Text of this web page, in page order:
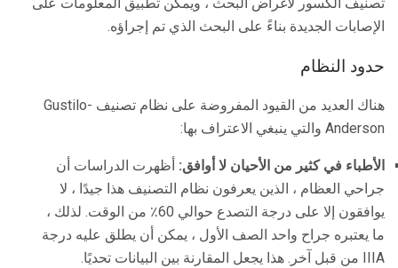
الإصابات الجديدة بناءً على البحث الذي تم إجراؤه.
حدود النظام
هناك العديد من القيود المفروضة على نظام تصنيف Gustilo-
Anderson والتي ينبغي الاعتراف بها:
الأطباء في كثير من الأحيان لا أوافق: أظهرت الدراسات أن
جراحي العظام ، الذين يعرفون نظام التصنيف هذا جيدًا ، لا
يوافقون إلا على درجة التصدع حوالي 60٪ من الوقت. لذلك ،
ما يعتبره جراح واحد الصف الأول ، يمكن أن يطلق عليه درجة
IIIA من قبل آخر. هذا يجعل المقارنة بين البيانات تحديًا.